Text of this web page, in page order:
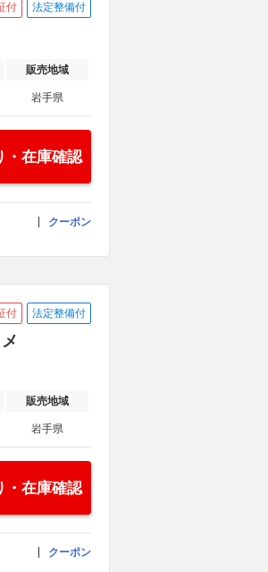
付 法定整備付
販売地域
岩手県
・在庫確認
クーポン
付 法定整備付
販売地域
岩手県
・在庫確認
クーポン